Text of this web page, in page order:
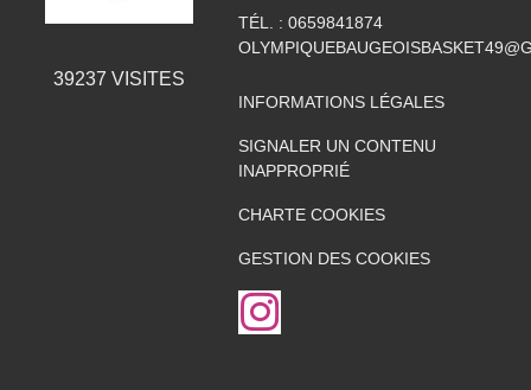
39237 VISITES
TÉL. : 0659841874
INFORMATIONS LÉGALES
SIGNALER UN CONTENU
INAPPROPRIÉ
CHARTE COOKIES
GESTION DES COOKIES